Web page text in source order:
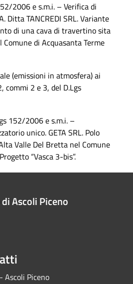
2006 e s.m.i. – Verifica di
Ditta TANCREDI SRL. Variante
di una cava di travertino sita
di Acquasanta Terme
(emissioni in atmosfera) ai
commi 2 e 3, del D.Lgs
152/2006 e s.m.i. –
unico. GETA SRL. Polo
Valle Del Bretta nel Comune
“Vasca 3-bis”.
Ascoli Piceno
Ascoli Piceno